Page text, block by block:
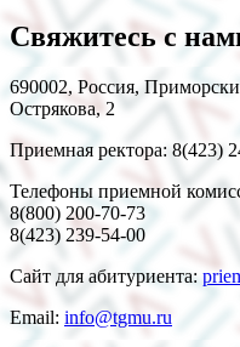
Свяжитесь с
690002, Россия,
Острякова, 2
Приемная ректора: 8(423)
Телефоны приемной
8(800) 200-70-73
8(423) 239-54-00
Сайт для абитуриента:
Email: info@tgmu.ru